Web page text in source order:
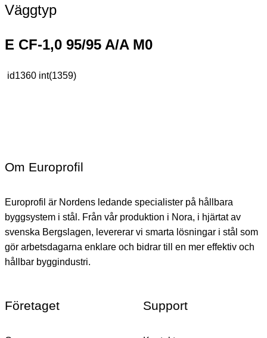
Väggtyp
E CF-1,0 95/95 A/A M0
id1360 int(1359)
Om Europrofil
Europrofil är Nordens ledande specialister på hållbara
byggsystem i stål. Från vår produktion i Nora, i hjärtat av
svenska Bergslagen, levererar vi smarta lösningar i stål som
gör arbetsdagarna enklare och bidrar till en mer effektiv och
hållbar byggindustri.
Företaget Support